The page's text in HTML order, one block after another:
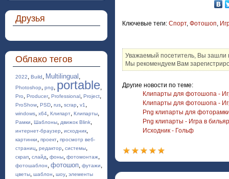
Друзья
Облако тегов
2022, Build, Multilingual ,
Photoshop, png, portable,
Pro, Producer, Professional, Project,
ProShow, PSD, rus, scrap, v1 ,
windows, x64, Клипарт, Клипарты,
Рамки, Шаблоны, движок Blink,
интернет-браузер, исходник,
картинки, проект, просмотр веб-
страниц, редактор, системы,
скрап, слайд, фоны, фотомонтаж,
фотошаблон, фотошоп, футажи,
цветы, шаблон, шоу, элементы
Ключевые теги: Спорт, Фотошоп,
Уважаемый посетитель, Вы зашли
Мы рекомендуем Вам
Другие новости по теме:
Клипарты для фотошопа -
Клипарты для фотошопа -
Png клипарты для
Png клипарты - Игра в
Исходник - Гольф